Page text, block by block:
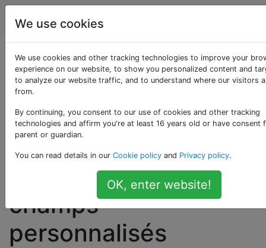
WordPress
Formulaire de
recherche avancée
avec filtres pour les
taxonomies
personnalisées et les
champs
personnalisés
We use cookies
We use cookies and other tracking technologies to improve your
experience on our website, to show you personalized content and
to analyze our website traffic, and to understand where our visitors
from.
By continuing, you consent to our use of cookies and other tracking
technologies and affirm you're at least 16 years old or have consent
parent or guardian.
You can read details in our Cookie policy and Privacy policy.
OK, enter website!